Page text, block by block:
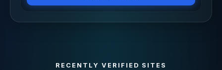
RECENTLY VERIFIED SITES